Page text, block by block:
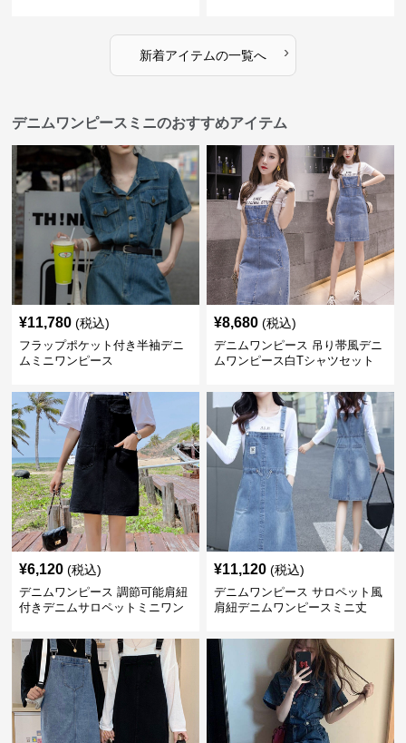
新着アイテムの一覧へ ›
デニムワンピースミニのおすすめアイテム
¥11,780 (税込)
フラップポケット付き半袖デニ
ムミニワンピース
¥8,680 (税込)
デニムワンピース 吊り帯風デニ
ムワンピース白Tシャツセット
¥6,120 (税込)
デニムワンピース 調節可能肩紐
付きデニムサロペットミニワン
¥11,120 (税込)
デニムワンピース サロペット風
肩紐デニムワンピースミニ丈